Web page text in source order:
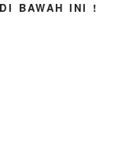
BAWAH INI !